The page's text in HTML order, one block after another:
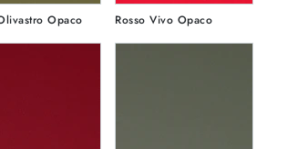
Opaco Rosso Vivo Opaco